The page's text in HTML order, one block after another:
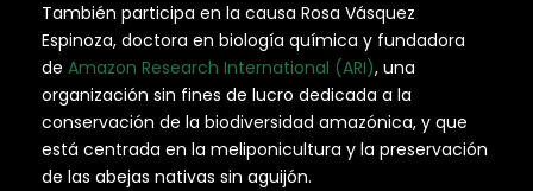
También participa en la causa Rosa Vásquez
Espinoza, doctora en biología química y fundadora
de Amazon Research International (ARI), una
organización sin fines de lucro dedicada a la
conservación de la biodiversidad amazónica, y que
está centrada en la meliponicultura y la preservación
de las abejas nativas sin aguijón.